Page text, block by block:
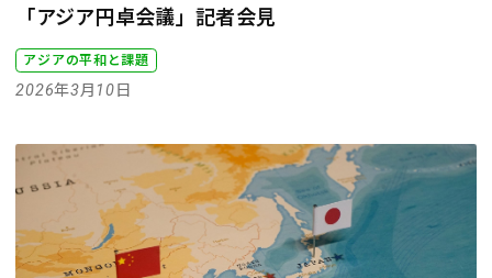
「アジア円卓会議」記者会見
アジアの平和と課題
2026年3月10日